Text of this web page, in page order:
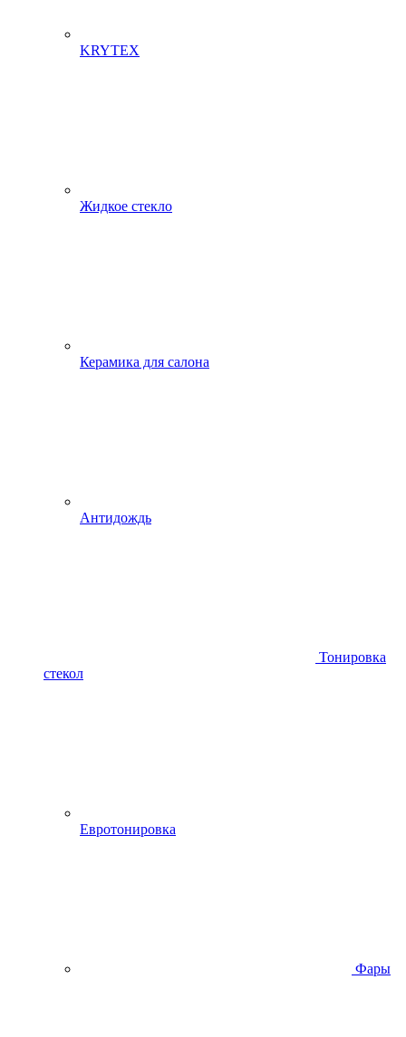
KRYTEX
Жидкое стекло
Керамика для салона
Антидождь
Тонировка
стекол
Евротонировка
Фары